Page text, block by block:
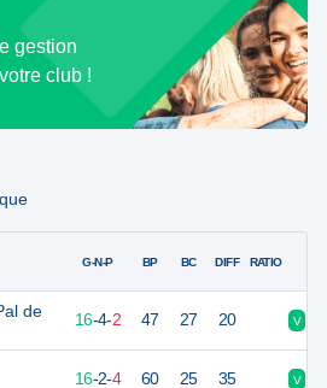
gestion
club !
de
G-N-P BP BC DIFF RATIO
52 22 16-4-2 47 27 20 V
16-2-4 60 25 35 V